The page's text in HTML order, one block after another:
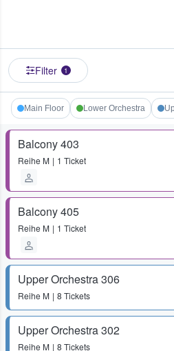
Filter 1
Main Floor Lower Orchestra
Balcony 403
Reihe M 1 Ticket
Balcony 405
Reihe M 1 Ticket
Upper Orchestra 306
Reihe M 8 Tickets
Upper Orchestra 302
Reihe M 8 Tickets